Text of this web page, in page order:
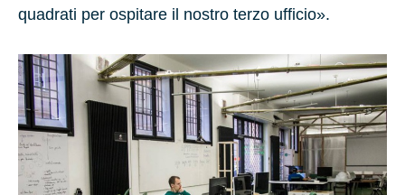
quadrati per ospitare il nostro terzo ufficio».